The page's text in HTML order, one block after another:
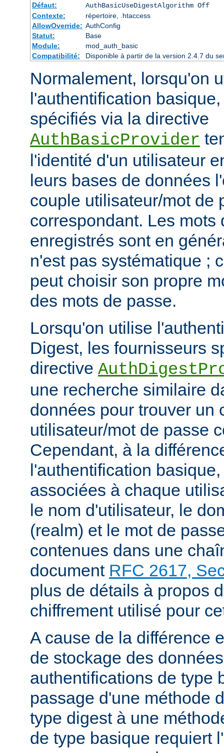
Défaut:
AuthBasicUseDigestAlgorithm Off
Contexte:
répertoire, .htaccess
AllowOverride: AuthConfig
Statut:
Base
Module:
mod_auth_basic
Compatibilité:
Disponible à partir de la version 2.4.7 du
Normalement, lorsqu'on
l'authentification
spécifiés via la directive
AuthBasicProvider
l'identité d'un utilisateur
leurs bases de données
couple utilisateur/mot de
correspondant. Les mots
enregistrés sont en
n'est pas systématique ;
peut choisir son propre
des mots de passe.
Lorsqu'on utilise
Digest, les fournisseurs
directive
une recherche similaire
données pour trouver un
utilisateur/mot de passe
Cependant, à la
l'authentification
associées à chaque
le nom d'utilisateur, le
(realm) et le mot de
contenues dans une
document RFC 2617,
plus de détails à propos
chiffrement utilisé pour
A cause de la différence
de stockage des
authentifications de type
passage d'une méthode
type digest à une
de type basique requiert